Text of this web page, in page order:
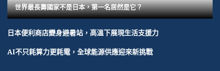
世界最長壽國家不是日本，第一名居然是它？
日本便利商店變身避暑站，高溫下展現生活支援力
AI不只耗算力更耗電，全球能源供應迎來新挑戰